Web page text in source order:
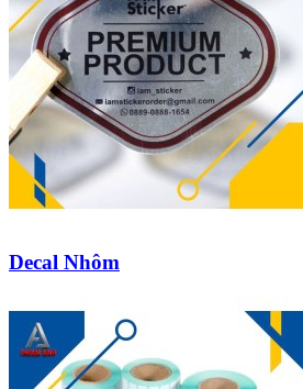
Decal Nhôm